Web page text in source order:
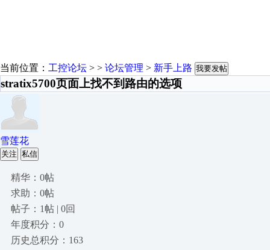
当前位置： 工控论坛 > > 论坛管理 > 新手上路 我要发帖
stratix5700页面上找不到路由的选项
雪莲花
关注 私信
精华：0帖
求助：0帖
帖子：1帖 | 0回
年度积分：0
历史总积分：163